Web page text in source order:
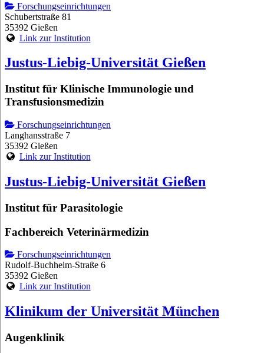
Forschungseinrichtungen
Schubertstraße 81
35392 Gießen
Link zur Institution
Justus-Liebig-Universität Gießen
Institut für Klinische Immunologie und
Transfusionsmedizin
Forschungseinrichtungen
Langhansstraße 7
35392 Gießen
Link zur Institution
Justus-Liebig-Universität Gießen
Institut für Parasitologie
Fachbereich Veterinärmedizin
Forschungseinrichtungen
Rudolf-Buchheim-Straße 6
35392 Gießen
Link zur Institution
Klinikum der Universität München
Augenklinik